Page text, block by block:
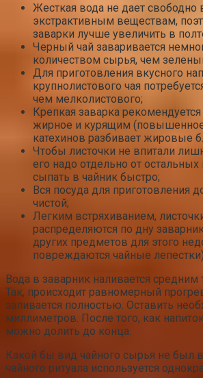
Жесткая вода не дает свободно
экстрактивным веществам,
заварки лучше увеличить в
Черный чай заваривается
количеством сырья, чем
Для приготовления вкусного
крупнолистового чая
чем мелколистового;
Крепкая заварка
жирное и курящим
катехинов разбивает жировые
Чтобы листочки не впитали
его надо отдельно от остальных
сыпать в чайник быстро;
Вся посуда для приготовления
чистой;
Легким встряхиванием,
распределяются по дну
других предметов для этого
повреждаются чайные лепестки).
Вода в заварник наливается средним
Так, происходит равномерный
заливается полностью. Оставить
миллиметров. После того, как
можно долить до конца.
Какой бы вид чайного сырья не был
чайного ритуала используется